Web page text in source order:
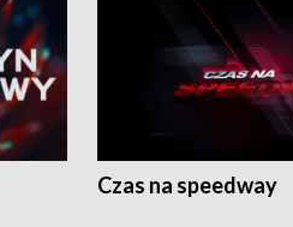
Czas na speedway